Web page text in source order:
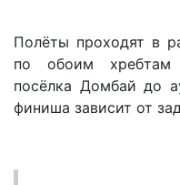
Полёты проходят в
по обоим хребтам
посёлка Домбай до
финиша зависит от